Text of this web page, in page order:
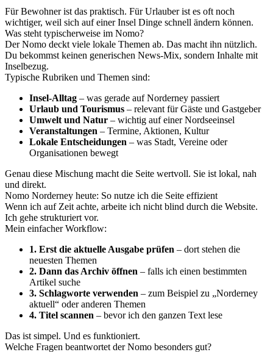
Für Bewohner ist das praktisch. Für Urlauber ist es oft noch
wichtiger, weil sich auf einer Insel Dinge schnell ändern können.
Was steht typischerweise im Nomo?
Der Nomo deckt viele lokale Themen ab. Das macht ihn nützlich.
Du bekommst keinen generischen News-Mix, sondern Inhalte mit
Inselbezug.
Typische Rubriken und Themen sind:
Insel-Alltag – was gerade auf Norderney passiert
Urlaub und Tourismus – relevant für Gäste und Gastgeber
Umwelt und Natur – wichtig auf einer Nordseeinsel
Veranstaltungen – Termine, Aktionen, Kultur
Lokale Entscheidungen – was Stadt, Vereine oder
Organisationen bewegt
Genau diese Mischung macht die Seite wertvoll. Sie ist lokal, nah
und direkt.
Nomo Norderney heute: So nutze ich die Seite effizient
Wenn ich auf Zeit achte, arbeite ich nicht blind durch die Website.
Ich gehe strukturiert vor.
Mein einfacher Workflow:
1. Erst die aktuelle Ausgabe prüfen – dort stehen die
neuesten Themen
2. Dann das Archiv öffnen – falls ich einen bestimmten
Artikel suche
3. Schlagworte verwenden – zum Beispiel zu „Norderney
aktuell“ oder anderen Themen
4. Titel scannen – bevor ich den ganzen Text lese
Das ist simpel. Und es funktioniert.
Welche Fragen beantwortet der Nomo besonders gut?